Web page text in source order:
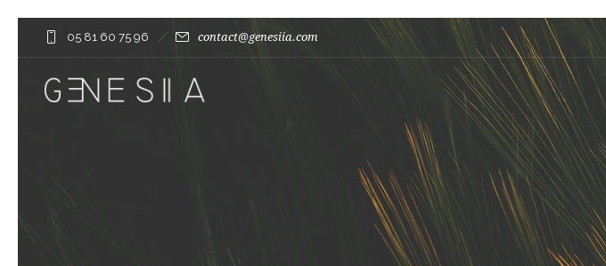
05 81 60 75 96 contact@genesiia.com